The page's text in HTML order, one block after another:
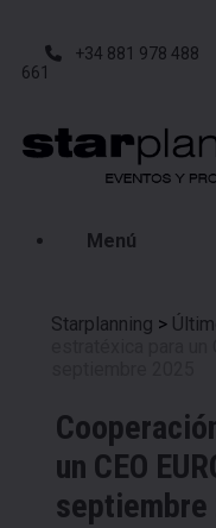
+34 881 978 488
661
Menú
Starplanning >
un CEO
septiembre